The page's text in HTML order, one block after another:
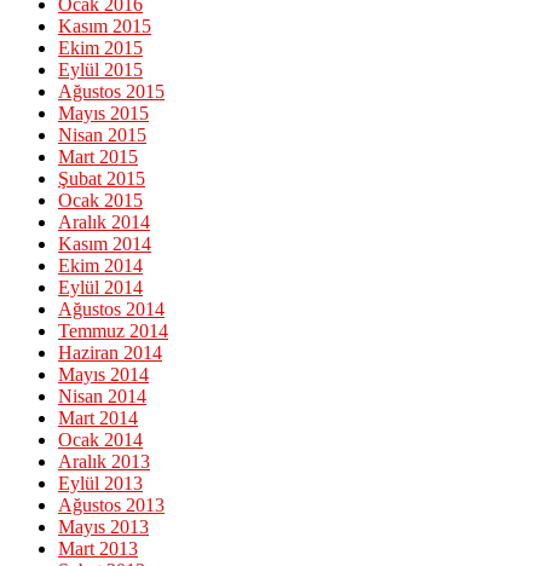
Kasım 2015
Ekim 2015
Eylül 2015
Ağustos 2015
Mayıs 2015
Nisan 2015
Mart 2015
Şubat 2015
Ocak 2015
Aralık 2014
Kasım 2014
Ekim 2014
Eylül 2014
Ağustos 2014
Temmuz 2014
Haziran 2014
Mayıs 2014
Nisan 2014
Mart 2014
Ocak 2014
Aralık 2013
Eylül 2013
Ağustos 2013
Mayıs 2013
Mart 2013